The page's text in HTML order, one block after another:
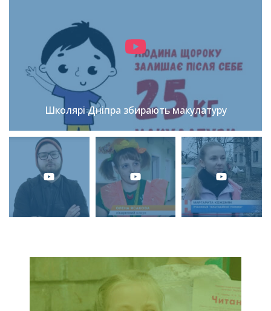
Школярі Дніпра збирають макулатуру